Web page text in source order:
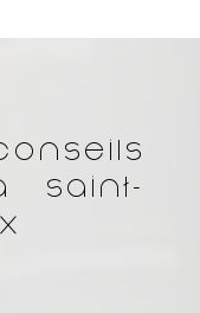
Saint-